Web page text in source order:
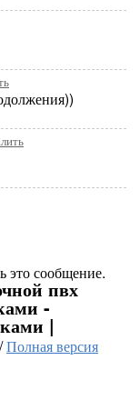
это сообщение.
пвх
-
|
/Полная версия